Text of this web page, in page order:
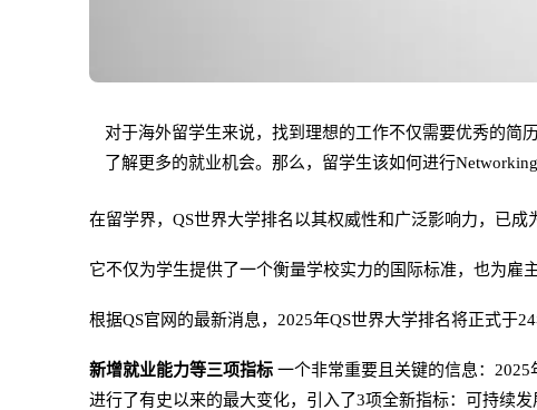
对于海外留学生来说，找到理想的工作不仅需要优秀的简
了解更多的就业机会。那么，留学生该如何进行
在留学界，QS世界大学排名以其权威性和广泛影响力，已成
它不仅为学生提供了一个衡量学校实力的国际标准，也为雇
根据QS官网的最新消息，2025年QS世界大学排名将正式于
新增就业能力等三项指标 一个非常重要且关键的信息：
进行了有史以来的最大变化，引入了3项全新指标：可持续发